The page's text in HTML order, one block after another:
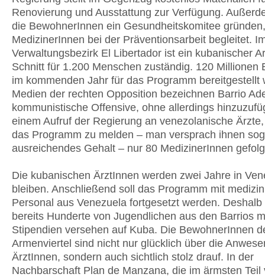
Renovierung und Ausstattung zur Verfügung.
die BewohnerInnen ein Gesundheitskomitee
MedizinerInnen bei der Präventionsarbeit begleitet.
Verwaltungsbezirk El Libertador ist ein kubanischer
Schnitt für 1.200 Menschen zuständig. 120 Millionen
im kommenden Jahr für das Programm bereitgestellt
Medien der rechten Opposition bezeichnen Barrio
kommunistische Offensive, ohne allerdings
einem Aufruf der Regierung an venezolanische
das Programm zu melden – man versprach ihnen
ausreichendes Gehalt – nur 80 MedizinerInnen
Die kubanischen ÄrztInnen werden zwei Jahre in
bleiben. Anschließend soll das Programm mit
Personal aus Venezuela fortgesetzt werden.
bereits Hunderte von Jugendlichen aus den Barrios
Stipendien versehen auf Kuba. Die BewohnerInnen
Armenviertel sind nicht nur glücklich über die
ÄrztInnen, sondern auch sichtlich stolz drauf. In der
Nachbarschaft Plan de Manzana, die im ärmsten Teil